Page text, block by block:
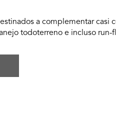
a complementar
todoterreno e incluso